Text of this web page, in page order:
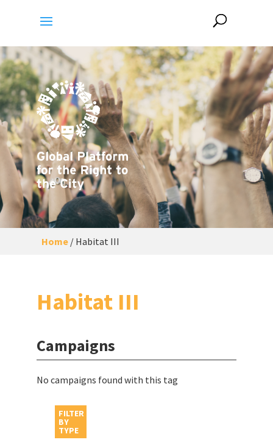
Home/ Habitat III
Habitat III
Campaigns
No campaigns found with this tag
FILTER
BY
TYPE